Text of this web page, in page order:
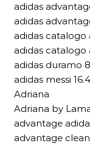
adidas
adidas
adidas catalogo
adidas catalogo
adidas duramo 8
adidas messi
Adriana
Adriana by
advantage
advantage